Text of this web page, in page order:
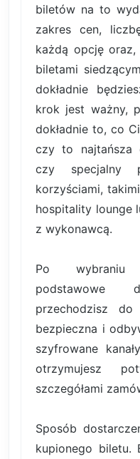
biletów na to
zakres cen,
każdą opcję
biletami
dokładnie
krok jest ważny,
dokładnie to, co
czy to najtańsza
czy specjalny
korzyściami,
hospitality lounge
z wykonawcą.
Po wybraniu
podstawowe
przechodzisz do
bezpieczna i
szyfrowane
otrzymujesz
szczegółami
Sposób
kupionego biletu.